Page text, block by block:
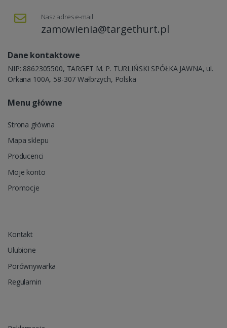
Nasz adres e-mail
zamowienia@targethurt.pl
Dane kontaktowe
NIP: 8862305500, TARGET M. P. TURLIŃSKI SPÓŁKA JAWNA, ul.
Orkana 100A, 58-307 Wałbrzych, Polska
Menu główne
Strona główna
Mapa sklepu
Producenci
Moje konto
Promocje
Kontakt
Ulubione
Porównywarka
Regulamin